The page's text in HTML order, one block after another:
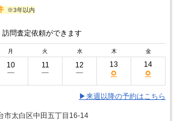
※3年以内
訪問査定依頼ができます
月 火 水 木 金
10
ー
11
ー
12
ー
13
○
14
○
▶来週以降の予約はこちら
市太白区中田五丁目16-14